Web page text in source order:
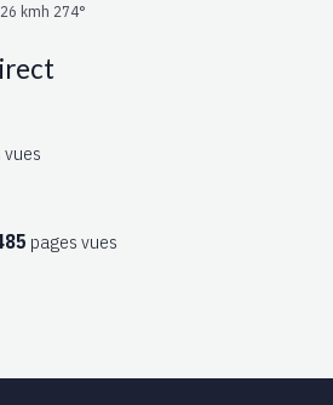
kmh 274°
vues
pages vues